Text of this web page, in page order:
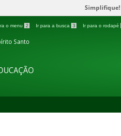
Simplifique!
o menu 2 Ir para a busca 3 Ir para o rodapé
Santo